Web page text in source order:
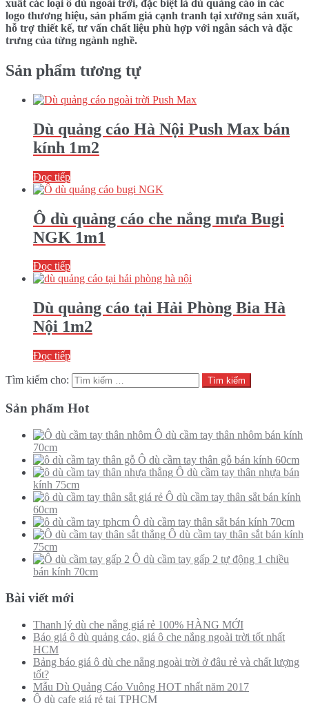
xuất các loại ô dù ngoài trời, đặc biệt là dù quảng cáo in các
logo thương hiệu, sản phẩm giá cạnh tranh tại xưởng sản xuất,
hỗ trợ thiết kế, tư vấn chất liệu phù hợp với ngân sách và đặc
trưng của từng ngành nghề.
Sản phẩm tương tự
Dù quảng cáo Hà Nội Push Max bán
kính 1m2
Đọc tiếp
Ô dù quảng cáo che nắng mưa Bugi
NGK 1m1
Đọc tiếp
Dù quảng cáo tại Hải Phòng Bia Hà
Nội 1m2
Đọc tiếp
Tìm kiếm cho:
Sản phẩm Hot
Ô dù cầm tay thân nhôm bán kính
70cm
Ô dù cầm tay thân gỗ bán kính 60cm
Ô dù cầm tay thân nhựa bán
kính 75cm
Ô dù cầm tay thân sắt bán kính
60cm
Ô dù cầm tay thân sắt bán kính 70cm
Ô dù cầm tay thân sắt bán kính
75cm
Ô dù cầm tay gấp 2 tự động 1 chiều
bán kính 70cm
Bài viết mới
Thanh lý dù che nắng giá rẻ 100% HÀNG MỚI
Báo giá ô dù quảng cáo, giá ô che nắng ngoài trời tốt nhất
HCM
Bảng báo giá ô dù che nắng ngoài trời ở đâu rẻ và chất lượng
tốt?
Mẫu Dù Quảng Cáo Vuông HOT nhất năm 2017
Ô dù cafe giá rẻ tại TPHCM